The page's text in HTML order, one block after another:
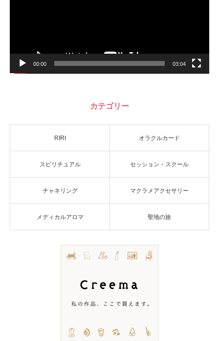
00:00 03:04
カテゴリー
RIRI オラクルカード
スピリチュアル セッション・スクール
チャネリング マクラメアクセサリー
メディカルアロマ 聖地の旅